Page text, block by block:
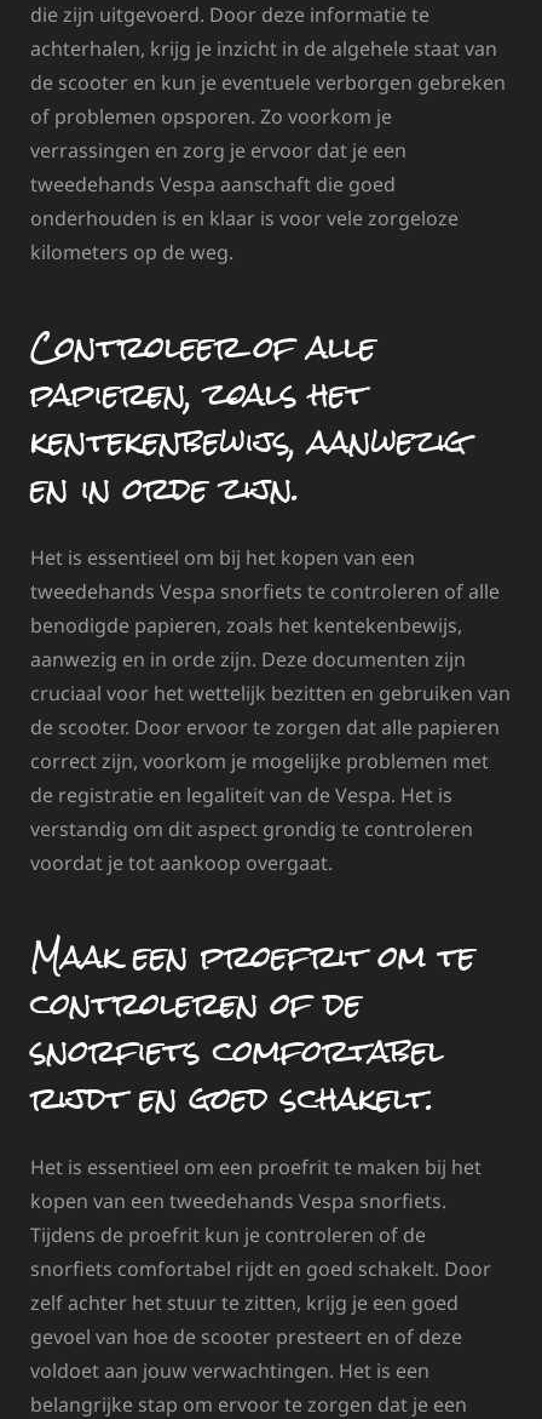
die zijn uitgevoerd. Door deze informatie te
achterhalen, krijg je inzicht in de algehele staat van
de scooter en kun je eventuele verborgen gebreken
of problemen opsporen. Zo voorkom je
verrassingen en zorg je ervoor dat je een
tweedehands Vespa aanschaft die goed
onderhouden is en klaar is voor vele zorgeloze
kilometers op de weg.
Controleer of alle
papieren, zoals het
kentekenbewijs, aanwezig
en in orde zijn.
Het is essentieel om bij het kopen van een
tweedehands Vespa snorfiets te controleren of alle
benodigde papieren, zoals het kentekenbewijs,
aanwezig en in orde zijn. Deze documenten zijn
cruciaal voor het wettelijk bezitten en gebruiken van
de scooter. Door ervoor te zorgen dat alle papieren
correct zijn, voorkom je mogelijke problemen met
de registratie en legaliteit van de Vespa. Het is
verstandig om dit aspect grondig te controleren
voordat je tot aankoop overgaat.
Maak een proefrit om te
controleren of de
snorfiets comfortabel
rijdt en goed schakelt.
Het is essentieel om een proefrit te maken bij het
kopen van een tweedehands Vespa snorfiets.
Tijdens de proefrit kun je controleren of de
snorfiets comfortabel rijdt en goed schakelt. Door
zelf achter het stuur te zitten, krijg je een goed
gevoel van hoe de scooter presteert en of deze
voldoet aan jouw verwachtingen. Het is een
belangrijke stap om ervoor te zorgen dat je een